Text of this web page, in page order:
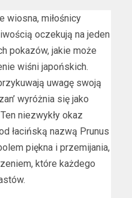
wiosna, miłośnicy
oczekują na jeden
pokazów, jakie może
wiśni japońskich.
uwagę swoją
wyróżnia się jako
niezwykły okaz
łacińską nazwą Prunus
piękna i przemijania,
które każdego